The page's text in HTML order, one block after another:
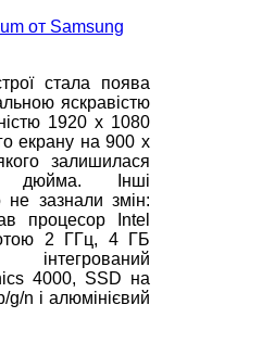
стала поява
яскравістю
1920 х 1080
екрану на 900 х
залишилася
Інші
не зазнали змін:
процесор Intel
2 ГГц, 4 ГБ
інтегрований
4000, SSD на
n і алюмінієвий